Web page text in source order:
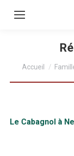
principal
Accueil
Le Cabagnol à